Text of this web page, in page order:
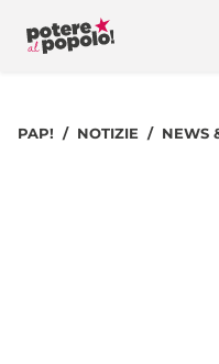
PAP! NOTIZIE NEWS